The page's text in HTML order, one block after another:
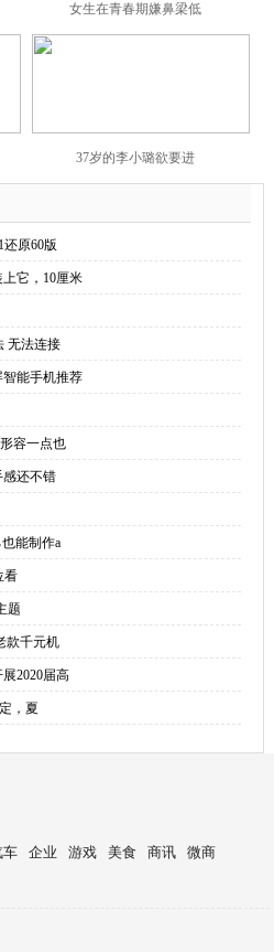
女生在青春期嫌鼻梁低
37岁的李小璐欲要进
原60版
它，10厘米
无法连接
能手机推荐
容一点也
还不错
能制作a
看
题
款千元机
2020届高
，夏
车 企业 游戏 美食 商讯
微商